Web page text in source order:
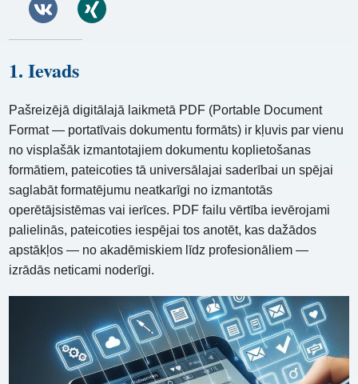
1. Ievads
Pašreizējā digitālajā laikmetā PDF (Portable Document
Format — portatīvais dokumentu formāts) ir kļuvis par vienu
no visplašāk izmantotajiem dokumentu koplietošanas
formātiem, pateicoties tā universālajai saderībai un spējai
saglabāt formatējumu neatkarīgi no izmantotās
operētājsistēmas vai ierīces. PDF failu vērtība ievērojami
palielinās, pateicoties iespējai tos anotēt, kas dažādos
apstākļos — no akadēmiskiem līdz profesionāliem —
izrādās neticami noderīgi.